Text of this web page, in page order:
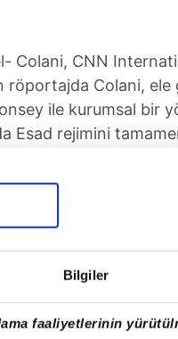
Bilgiler
faaliyetlerinin
Colani, CNN
röportajda Colani, ele
ile kurumsal bir
Esad rejimini
geçirilen bölgelerde
kurma hedeflerinin
olan Colani, iç
söyleyerek, kendi